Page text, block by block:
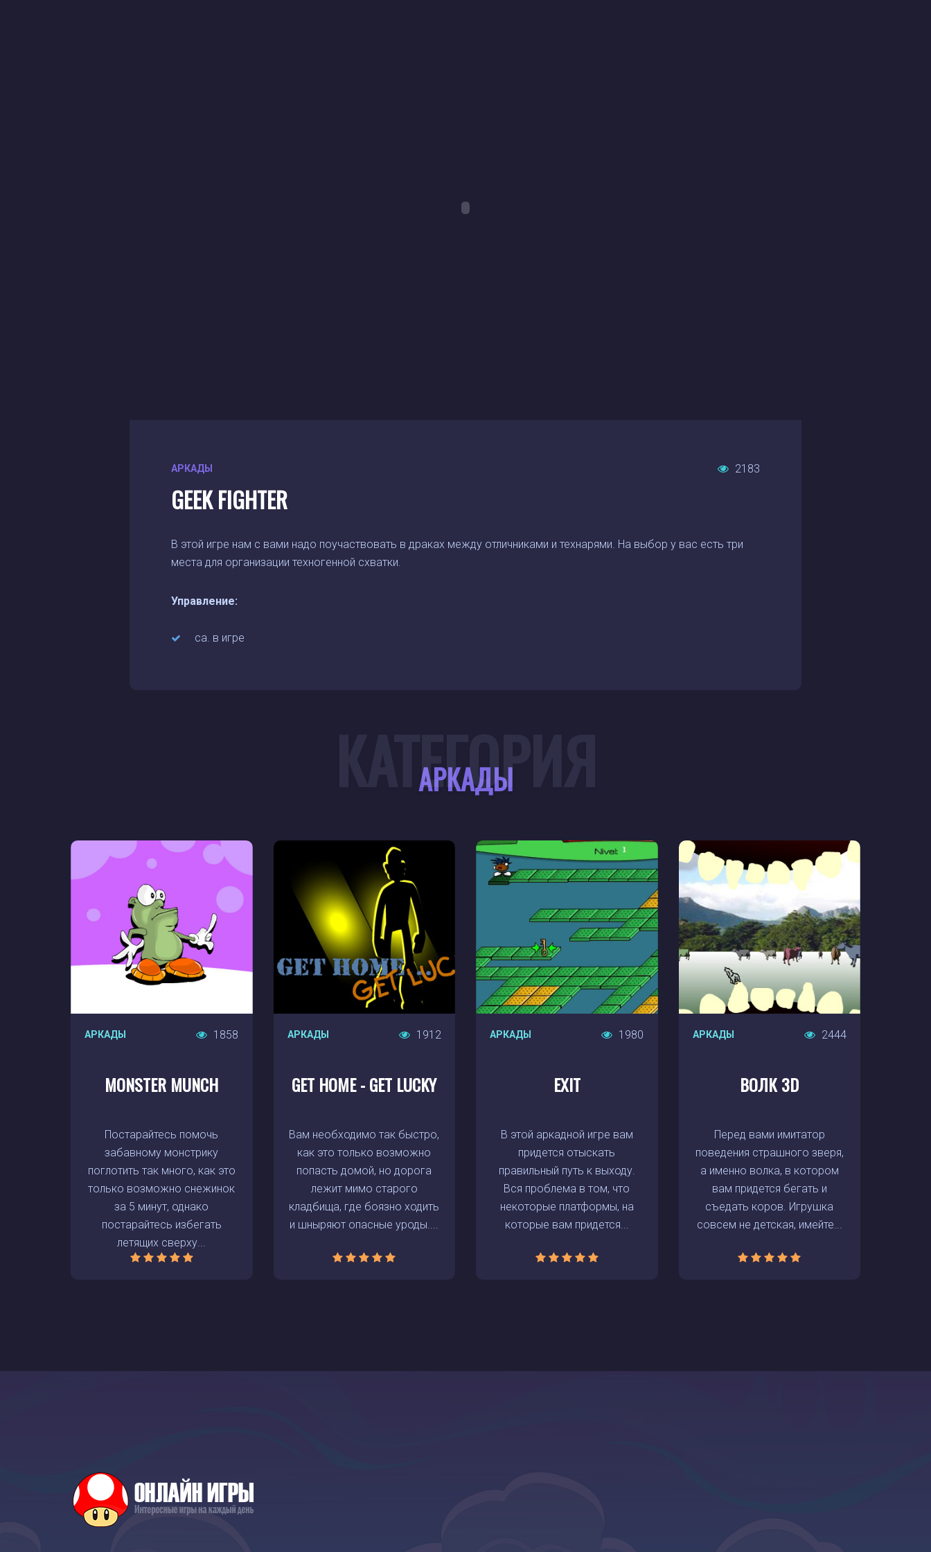
АРКАДЫ 2183
GEEK FIGHTER
В этой игре нам с вами надо поучаствовать в драках между отличниками и технарями. На выбор у вас есть три
места для организации техногенной схватки.
Управление:
са. в игре
АРКАДЫ
КАТЕГОРИЯ
АРКАДЫ 1858
MONSTER MUNCH
Постарайтесь помочь
забавному монстрику
поглотить так много, как это
только возможно снежинок
за 5 минут, однако
постарайтесь избегать
летящих сверху...
АРКАДЫ 1912
GET HOME - GET LUCKY
Вам необходимо так быстро,
как это только возможно
попасть домой, но дорога
лежит мимо старого
кладбища, где боязно ходить
и шныряют опасные уроды....
АРКАДЫ 1980
EXIT
В этой аркадной игре вам
придется отыскать
правильный путь к выходу.
Вся проблема в том, что
некоторые платформы, на
которые вам придется...
АРКАДЫ 2444
ВОЛК 3D
Перед вами имитатор
поведения страшного зверя,
а именно волка, в котором
вам придется бегать и
съедать коров. Игрушка
совсем не детская, имейте...